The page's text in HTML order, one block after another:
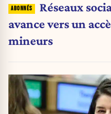
Réseaux
avance vers un
mineurs